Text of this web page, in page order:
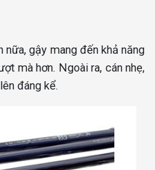
gậy mang đến khả năng
mà hơn. Ngoài ra, cán nhẹ,
đáng kể.